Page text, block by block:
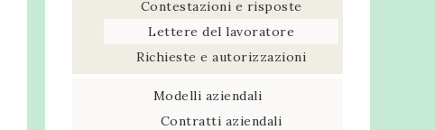
Contestazioni e risposte
Lettere del lavoratore
Richieste e autorizzazioni
Modelli aziendali
Contratti aziendali